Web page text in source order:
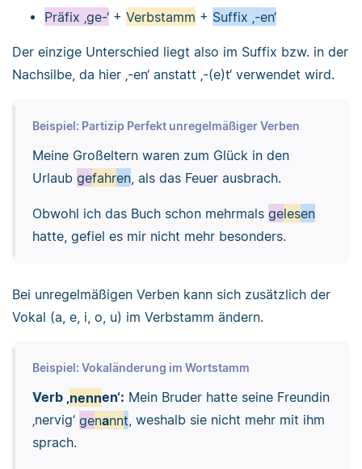
Präfix ‚ge-‘ + Verbstamm + Suffix ‚-en‘
Der einzige Unterschied liegt also im Suffix bzw. in der
Nachsilbe, da hier ‚-en‘ anstatt ‚-(e)t‘ verwendet wird.
Beispiel: Partizip Perfekt unregelmäßiger Verben
Meine Großeltern waren zum Glück in den
Urlaub gefahren, als das Feuer ausbrach.
Obwohl ich das Buch schon mehrmals gelesen
hatte, gefiel es mir nicht mehr besonders.
Bei unregelmäßigen Verben kann sich zusätzlich der
Vokal (a, e, i, o, u) im Verbstamm ändern.
Beispiel: Vokaländerung im Wortstamm
Verb ‚nennen‘: Mein Bruder hatte seine Freundin
‚nervig‘ genannt, weshalb sie nicht mehr mit ihm
sprach.